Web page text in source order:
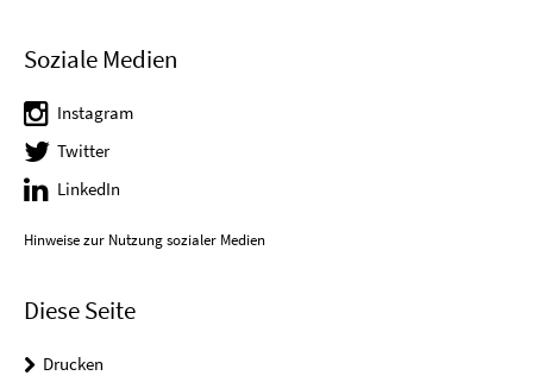
Soziale Medien
Instagram
Twitter
LinkedIn
Hinweise zur Nutzung sozialer Medien
Diese Seite
Drucken